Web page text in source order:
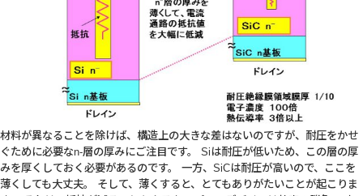
材料が異なることを除けば、構造上の大きな差はないのですが、耐圧をかせ
ぐために必要なn-層の厚みにご注目です。 Siは耐圧が低いため、この層の厚
みを厚くしておく必要があるのです。 一方、SiCは耐圧が高いので、ここを
薄くしても大丈夫。 そして、薄くすると、とてもありがたいことが起こりま